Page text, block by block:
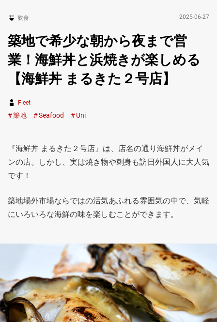
飲食 2025-06-27
築地で希少な朝から夜まで営
業！海鮮丼と浜焼きが楽しめる
【海鮮丼 まるきた２号店】
Fleet
築地 Seafood Uni
『海鮮丼 まるきた２号店』は、店名の通り海鮮丼がメイ
ンの店。しかし、実は焼き物や刺身も訪日外国人に大人気
です！
築地場外市場ならではの活気あふれる雰囲気の中で、気軽
にいろいろな海鮮の味を楽しむことができます。